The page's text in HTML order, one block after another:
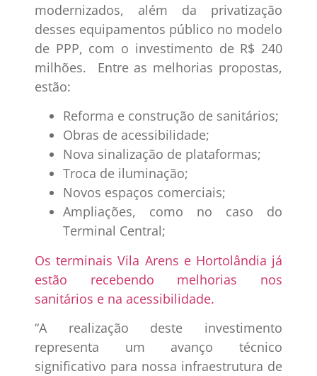
modernizados, além da privatização
desses equipamentos público no modelo
de PPP, com o investimento de R$ 240
milhões. Entre as melhorias propostas,
estão:
Reforma e construção de sanitários;
Obras de acessibilidade;
Nova sinalização de plataformas;
Troca de iluminação;
Novos espaços comerciais;
Ampliações, como no caso do
Terminal Central;
Os terminais Vila Arens e Hortolândia já
estão recebendo melhorias nos
sanitários e na acessibilidade.
“A realização deste investimento
representa um avanço técnico
significativo para nossa infraestrutura de